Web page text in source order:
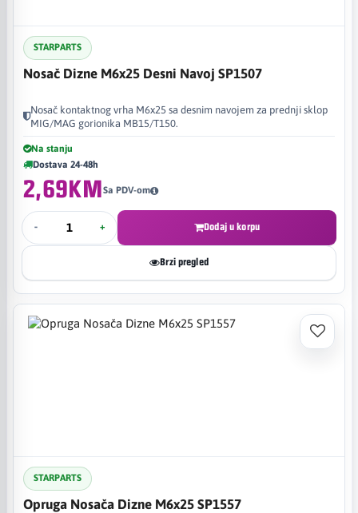
STARPARTS
Nosač Dizne M6x25 Desni Navoj SP1507
Nosač kontaktnog vrha M6x25 sa desnim navojem za prednji sklop
MIG/MAG gorionika MB15/T150.
Na stanju
Dostava 24-48h
2,69KMSa PDV-om
- + Dodaj u korpu
Brzi pregled
STARPARTS
Opruga Nosača Dizne M6x25 SP1557